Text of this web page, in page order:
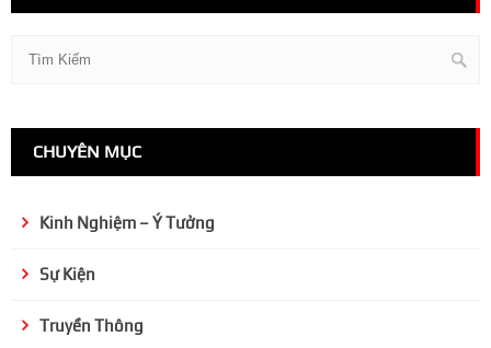
CHUYÊN MỤC
Kinh Nghiệm – Ý Tưởng
Sự Kiện
Truyền Thông